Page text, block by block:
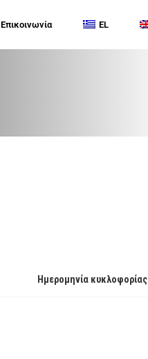
Επικοινωνία EL
Ημερομηνία κυκλοφορίας